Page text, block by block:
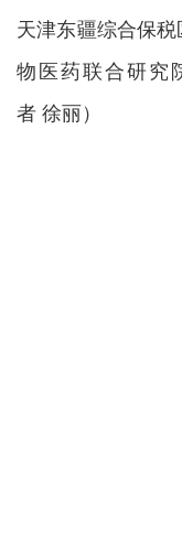
天津东疆综合保
物医药联合研究
者 徐丽）